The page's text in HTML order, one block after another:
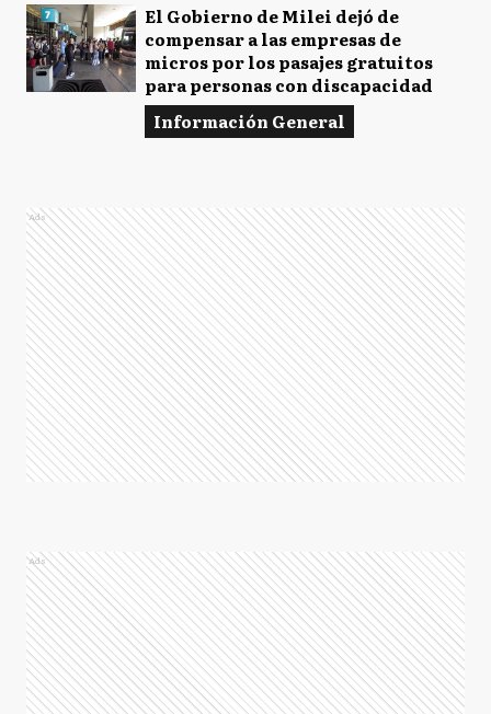
El Gobierno de Milei dejó de
compensar a las empresas de
micros por los pasajes gratuitos
para personas con discapacidad
Información General
Ads
Ads